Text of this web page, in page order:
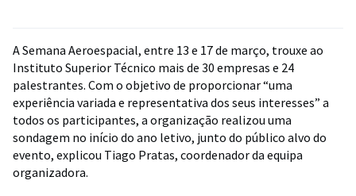
A Semana Aeroespacial, entre 13 e 17 de março, trouxe ao
Instituto Superior Técnico mais de 30 empresas e 24
palestrantes. Com o objetivo de proporcionar “uma
experiência variada e representativa dos seus interesses” a
todos os participantes, a organização realizou uma
sondagem no início do ano letivo, junto do público alvo do
evento, explicou Tiago Pratas, coordenador da equipa
organizadora.